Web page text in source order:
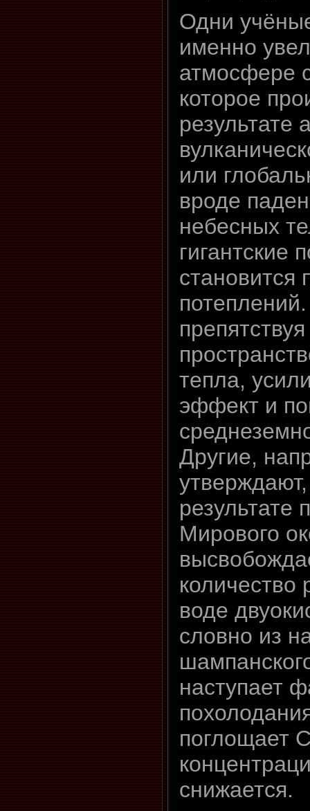
Одни
именно
атмосфере
которое
результате
или
вроде
небесных
гигантские
становится
тепла,
эффект и
Другие,
результате
Мирового
количество
воде
словно из
наступает
поглощает
снижается.